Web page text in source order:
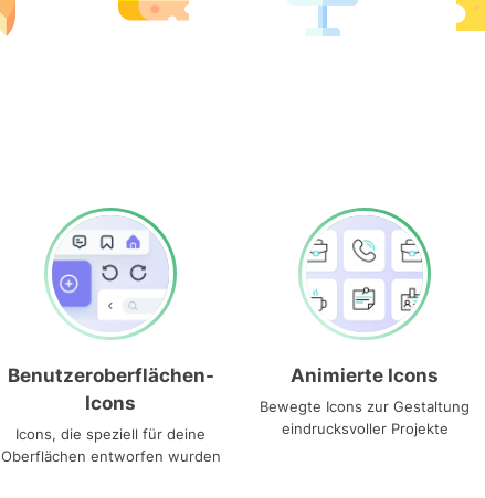
Benutzeroberflächen-
Icons
Icons, die speziell für deine
Oberflächen entworfen wurden
Animierte Icons
Bewegte Icons zur Gestaltung
eindrucksvoller Projekte